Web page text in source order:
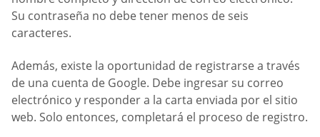
Su contraseña no debe tener menos de seis
caracteres.
Además, existe la oportunidad de registrarse a través
de una cuenta de Google. Debe ingresar su correo
electrónico y responder a la carta enviada por el sitio
web. Solo entonces, completará el proceso de registro.